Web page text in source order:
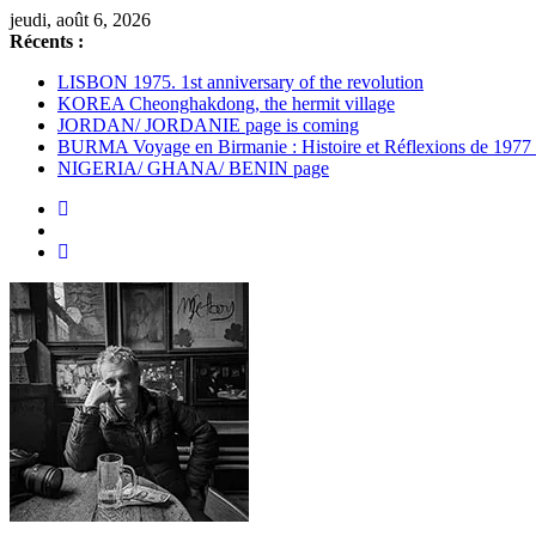
Passer
au
jeudi, août 6, 2026
Récents :
LISBON 1975. 1st anniversary of the revolution
KOREA Cheonghakdong, the hermit village
JORDAN/ JORDANIE page is coming
BURMA Voyage en Birmanie : Histoire et Réflexions de 1977
NIGERIA/ GHANA/ BENIN page